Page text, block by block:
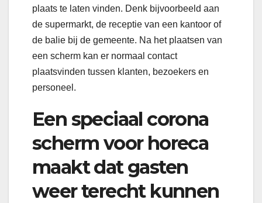
plaats te laten vinden. Denk bijvoorbeeld aan
de supermarkt, de receptie van een kantoor of
de balie bij de gemeente. Na het plaatsen van
een scherm kan er normaal contact
plaatsvinden tussen klanten, bezoekers en
personeel.
Een speciaal corona
scherm voor horeca
maakt dat gasten
weer terecht kunnen